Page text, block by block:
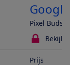
Google
Pixel Buds
Bekijk
Prijs